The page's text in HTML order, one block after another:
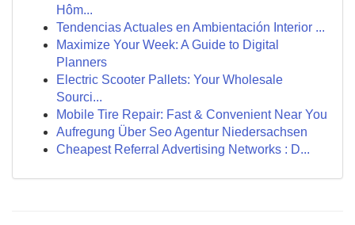
Hôm...
Tendencias Actuales en Ambientación Interior ...
Maximize Your Week: A Guide to Digital
Planners
Electric Scooter Pallets: Your Wholesale
Sourci...
Mobile Tire Repair: Fast & Convenient Near You
Aufregung Über Seo Agentur Niedersachsen
Cheapest Referral Advertising Networks : D...